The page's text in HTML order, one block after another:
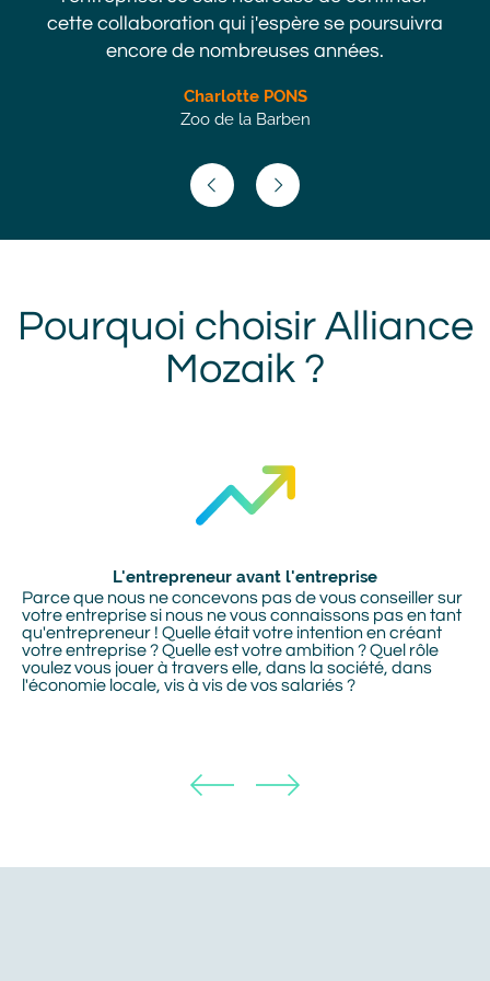
cette collaboration qui j'espère se poursuivra
encore de nombreuses années.
Charlotte PONS
Zoo de la Barben
Pourquoi
choisir
Titre
L'entrepreneur avant l'entreprise
Texte
Parce que nous ne concevons pas de vous conseiller sur
votre entreprise si nous ne vous connaissons pas en tant
qu'entrepreneur ! Quelle était votre intention en créant
votre entreprise ? Quelle est votre ambition ? Quel rôle
voulez vous jouer à travers elle, dans la société, dans
l'économie locale, vis à vis de vos salariés ?